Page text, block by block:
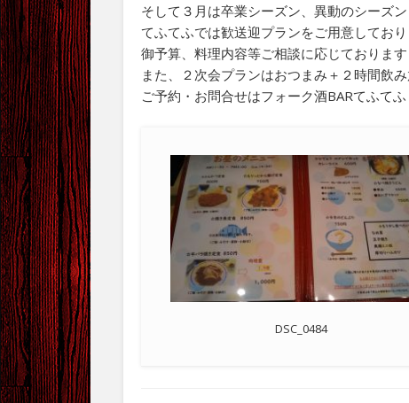
そして３月は卒業シーズン、異動のシーズン
てふてふでは歓送迎プランをご用意してお
御予算、料理内容等ご相談に応じております
また、２次会プランはおつまみ＋２時間飲
ご予約・お問合せはフォーク酒BARてふて
DSC_0484